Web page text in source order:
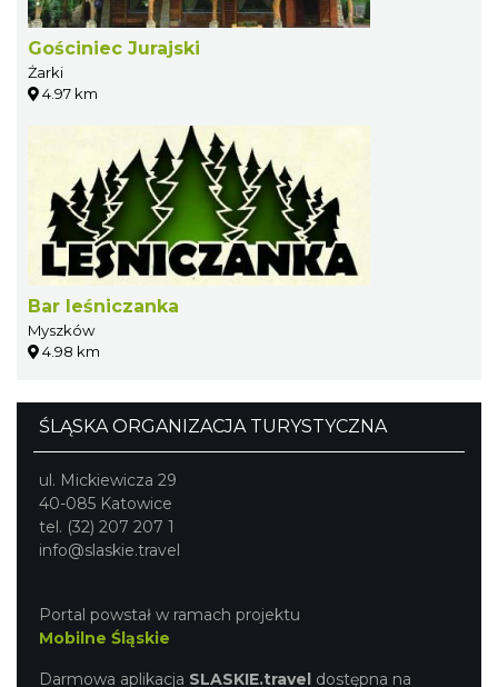
Gościniec Jurajski
Żarki
4.97 km
Bar leśniczanka
Myszków
4.98 km
ŚLĄSKA ORGANIZACJA TURYSTYCZNA
ul. Mickiewicza 29
40-085 Katowice
tel. (32) 207 207 1
info@slaskie.travel
Portal powstał w ramach projektu
Mobilne Śląskie
Darmowa aplikacja SLASKIE.travel dostępna na